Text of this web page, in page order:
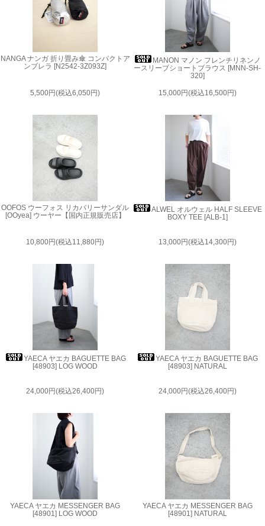
NANGA ナンガ 折り畳み傘 コンパクトア
ンブレラ [N2542-3Z093Z]
5,500円(税込6,050円)
MANON マノン フレンチリネンノ
ースリーブショートブラウス [MNN-SH-
320]
15,000円(税込16,500円)
OOFOS ウーフォス リカバリーサンダル
[OOyea] ウーヤー【国内正規販売店】
10,800円(税込11,880円)
ALWEL オルウェル HALF SLEEVE
BOXY TEE [ALB-1]
13,000円(税込14,300円)
YAECA ヤエカ BAGUETTE BAG
[48903] LOG WOOD
24,000円(税込26,400円)
YAECA ヤエカ BAGUETTE BAG
[48903] NATURAL
24,000円(税込26,400円)
YAECA ヤエカ MESSENGER BAG
[48901] LOG WOOD
YAECA ヤエカ MESSENGER BAG
[48901] NATURAL